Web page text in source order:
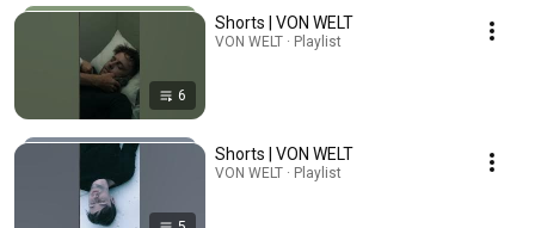
6
Shorts | VON WELT
VON WELT · Playlist
Shorts | VON WELT
VON WELT · Playlist